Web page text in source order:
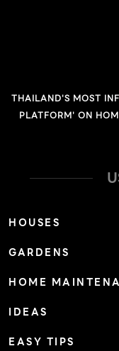
THAILAND'S MOST
PLATFORM' ON
HOUSES
GARDENS
HOME
IDEAS
EASY TIPS